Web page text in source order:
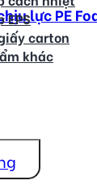
EPS
carton
khác
lực PE